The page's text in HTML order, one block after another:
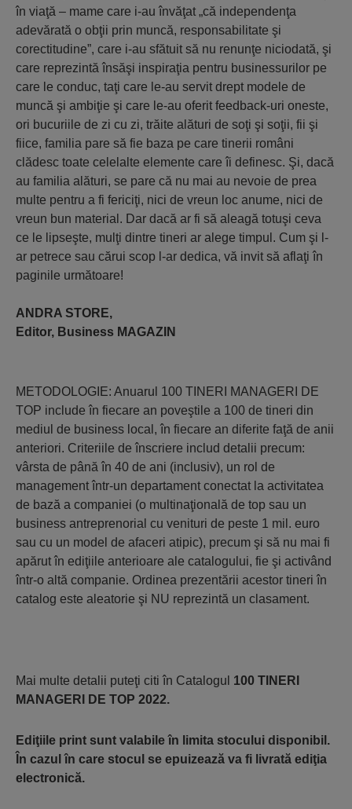
în viaţă – mame care i-au învăţat „că independenţa
adevărată o obţii prin muncă, responsabilitate şi
corectitudine”, care i-au sfătuit să nu renunţe niciodată, şi
care reprezintă însăşi inspiraţia pentru businessurilor pe
care le conduc, taţi care le-au servit drept modele de
muncă şi ambiţie şi care le-au oferit feedback-uri oneste,
ori bucuriile de zi cu zi, trăite alături de soţi şi soţii, fii şi
fiice, familia pare să fie baza pe care tinerii români
clădesc toate celelalte elemente care îi definesc. Şi, dacă
au familia alături, se pare că nu mai au nevoie de prea
multe pentru a fi fericiţi, nici de vreun loc anume, nici de
vreun bun material. Dar dacă ar fi să aleagă totuşi ceva
ce le lipseşte, mulţi dintre tineri ar alege timpul. Cum şi l-
ar petrece sau cărui scop l-ar dedica, vă invit să aflaţi în
paginile următoare!
ANDRA STORE,
Editor, Business MAGAZIN
METODOLOGIE: Anuarul 100 TINERI MANAGERI DE
TOP include în fiecare an poveştile a 100 de tineri din
mediul de business local, în fiecare an diferite faţă de anii
anteriori. Criteriile de înscriere includ detalii precum:
vârsta de până în 40 de ani (inclusiv), un rol de
management într-un departament conectat la activitatea
de bază a companiei (o multinaţională de top sau un
business antreprenorial cu venituri de peste 1 mil. euro
sau cu un model de afaceri atipic), precum şi să nu mai fi
apărut în ediţiile anterioare ale catalogului, fie şi activând
într-o altă companie. Ordinea prezentării acestor tineri în
catalog este aleatorie şi NU reprezintă un clasament.
Mai multe detalii puteţi citi în Catalogul 100 TINERI
MANAGERI DE TOP 2022.
Ediţiile print sunt valabile în limita stocului disponibil.
În cazul în care stocul se epuizează va fi livrată ediţia
electronică.